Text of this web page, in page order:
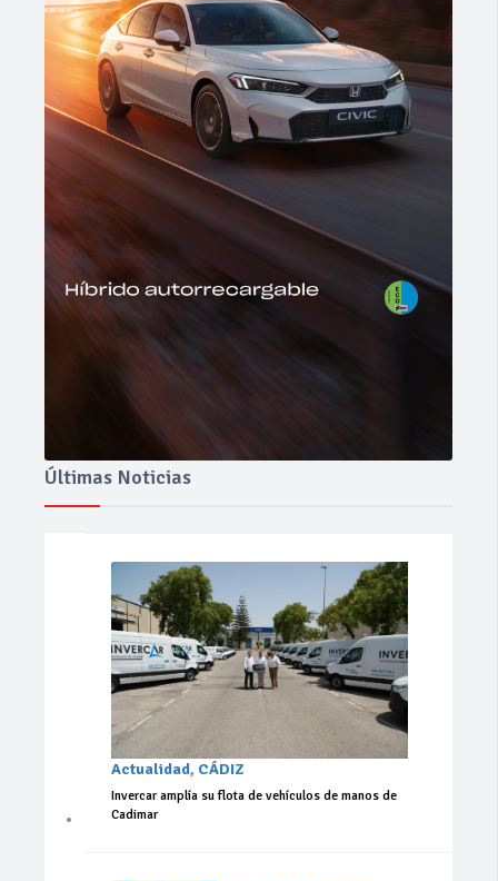
Últimas Noticias
Actualidad, CÁDIZ
Invercar amplía su flota de vehículos de manos de
Cadimar